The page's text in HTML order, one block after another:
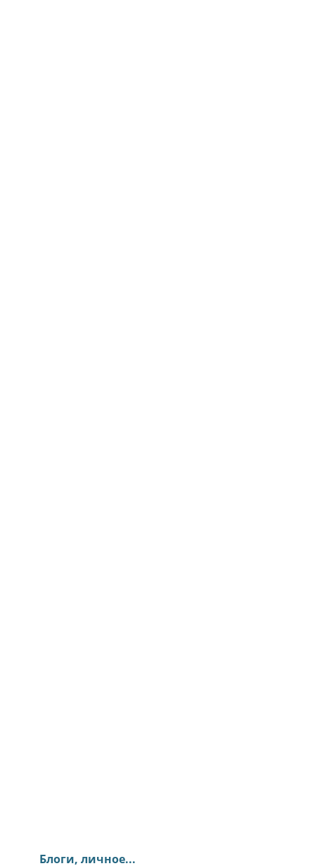
Блоги, личное...